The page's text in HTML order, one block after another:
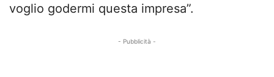
voglio godermi questa impresa”.
- Pubblicità -